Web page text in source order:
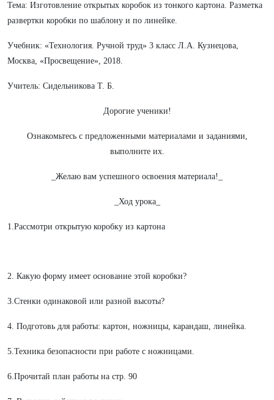
Тема: Изготовление открытых коробок из тонкого картона. Разметка
развертки коробки по шаблону и по линейке.
Учебник: «Технология. Ручной труд» 3 класс Л.А. Кузнецова,
Москва, «Просвещение», 2018.
Учитель: Сидельникова Т. Б.
Дорогие ученики!
Ознакомьтесь с предложенными материалами и заданиями,
выполните их.
_Желаю вам успешного освоения материала!_
_Ход урока_
1.Рассмотри открытую коробку из картона
2. Какую форму имеет основание этой коробки?
3.Стенки одинаковой или разной высоты?
4. Подготовь для работы: картон, ножницы, карандаш, линейка.
5.Техника безопасности при работе с ножницами.
6.Прочитай план работы на стр. 90